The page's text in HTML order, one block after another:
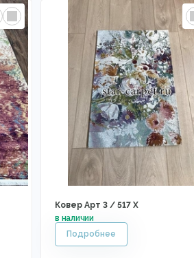
Ковер Арт 3 / 517 X